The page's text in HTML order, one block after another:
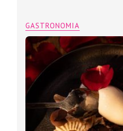
GASTRONOMIA